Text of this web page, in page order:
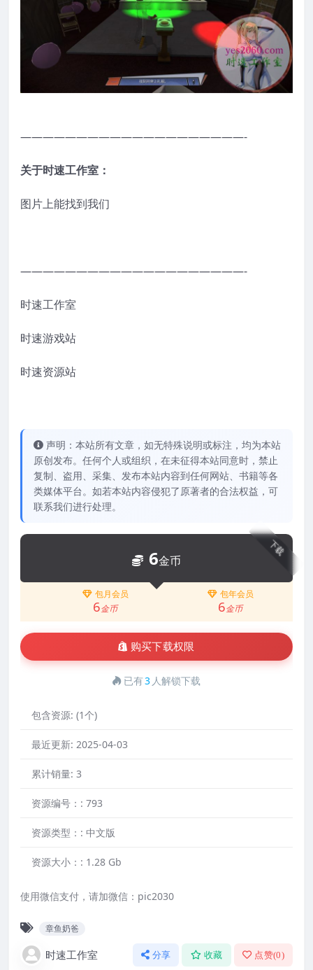
————————————————————-
关于时速工作室：
图片上能找到我们
————————————————————-
时速工作室
时速游戏站
时速资源站
声明：本站所有文章，如无特殊说明或标注，均为本站
原创发布。任何个人或组织，在未征得本站同意时，禁止
复制、盗用、采集、发布本站内容到任何网站、书籍等各
类媒体平台。如若本站内容侵犯了原著者的合法权益，可
联系我们进行处理。
下载
6金币
包月会员
6金币
包年会员
6金币
购买下载权限
已有3 人解锁下载
包含资源: (1个)
最近更新: 2025-04-03
累计销量: 3
资源编号：: 793
资源类型：: 中文版
资源大小：: 1.28 Gb
使用微信支付，请加微信：pic2030
章鱼奶爸
时速工作室 分享 收藏 点赞(0)